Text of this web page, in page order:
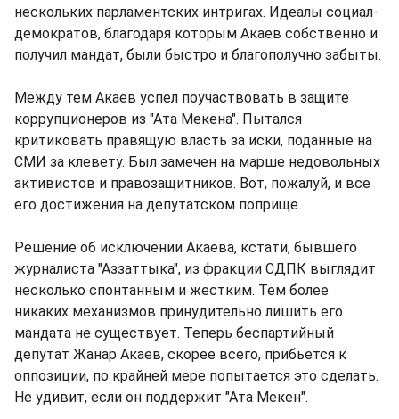
нескольких парламентских интригах. Идеалы социал-
демократов, благодаря которым Акаев собственно и
получил мандат, были быстро и благополучно забыты.
Между тем Акаев успел поучаствовать в защите
коррупционеров из "Ата Мекена". Пытался
критиковать правящую власть за иски, поданные на
СМИ за клевету. Был замечен на марше недовольных
активистов и правозащитников. Вот, пожалуй, и все
его достижения на депутатском поприще.
Решение об исключении Акаева, кстати, бывшего
журналиста "Аззаттыка", из фракции СДПК выглядит
несколько спонтанным и жестким. Тем более
никаких механизмов принудительно лишить его
мандата не существует. Теперь беспартийный
депутат Жанар Акаев, скорее всего, прибьется к
оппозиции, по крайней мере попытается это сделать.
Не удивит, если он поддержит "Ата Мекен".